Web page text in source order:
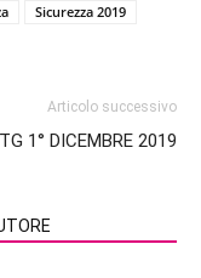
Sicurezza 2019
Articolo successivo
1° DICEMBRE 2019